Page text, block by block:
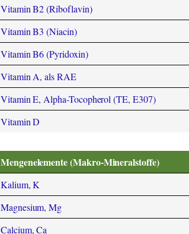
Vitamin B2 (Riboflavin)
Vitamin B3 (Niacin)
Vitamin B6 (Pyridoxin)
Vitamin A, als RAE
Vitamin E, Alpha-Tocopherol (TE, E307)
Vitamin D
Mengenelemente (Makro-Mineralstoffe)
Kalium, K
Magnesium, Mg
Calcium, Ca